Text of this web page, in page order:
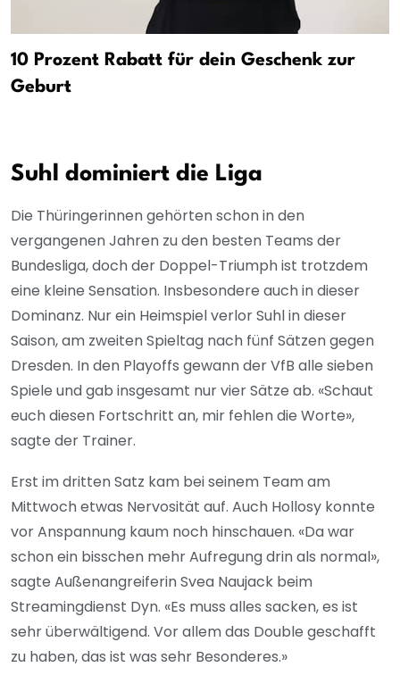
10 Prozent Rabatt für dein Geschenk zur
Geburt
Suhl dominiert die Liga
Die Thüringerinnen gehörten schon in den
vergangenen Jahren zu den besten Teams der
Bundesliga, doch der Doppel-Triumph ist trotzdem
eine kleine Sensation. Insbesondere auch in dieser
Dominanz. Nur ein Heimspiel verlor Suhl in dieser
Saison, am zweiten Spieltag nach fünf Sätzen gegen
Dresden. In den Playoffs gewann der VfB alle sieben
Spiele und gab insgesamt nur vier Sätze ab. «Schaut
euch diesen Fortschritt an, mir fehlen die Worte»,
sagte der Trainer.
Erst im dritten Satz kam bei seinem Team am
Mittwoch etwas Nervosität auf. Auch Hollosy konnte
vor Anspannung kaum noch hinschauen. «Da war
schon ein bisschen mehr Aufregung drin als normal»,
sagte Außenangreiferin Svea Naujack beim
Streamingdienst Dyn. «Es muss alles sacken, es ist
sehr überwältigend. Vor allem das Double geschafft
zu haben, das ist was sehr Besonderes.»